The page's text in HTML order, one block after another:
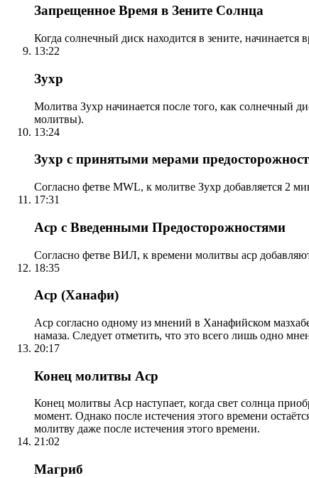
Запрещенное Время в Зените Солнца
Когда солнечный диск находится в зените,
13:22
Зухр
Молитва Зухр начинается после того, как солнечный
молитвы).
13:24
Зухр с принятыми мерами
Согласно фетве MWL, к молитве Зухр добавляется 2
17:31
Аср с Введенными Предосторожностями
Согласно фетве ВИЛ, к времени молитвы аср
18:35
Аср (Ханафи)
Аср согласно одному из мнений в Ханафийском
намаза. Следует отметить, что это всего лишь одно
20:17
Конец молитвы Аср
Конец молитвы Аср наступает, когда свет солнца
момент. Однако после истечения этого времени
молитву даже после истечения этого времени.
21:02
Магриб